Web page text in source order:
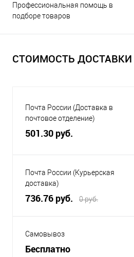
Профессиональная помощь в
подборе товаров
СТОИМОСТЬ ДОСТАВКИ
Почта России (Доставка в
почтовое отделение)
501.30 руб.
Почта России (Курьерская
доставка)
736.76 руб. 0 руб.
Самовывоз
Бесплатно